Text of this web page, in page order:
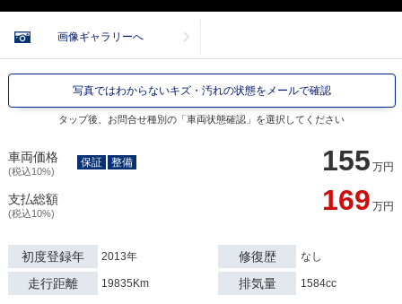
画像ギャラリーへ
写真ではわからないキズ・汚れの状態をメールで確認
タップ後、お問合せ種別の「車両状態確認」を選択してください
車両価格
(税込10%) 155 万円
保証 整備
支払総額
(税込10%) 169 万円
初度登録年 2013年 修復歴 なし
走行距離 19835Km 排気量 1584cc